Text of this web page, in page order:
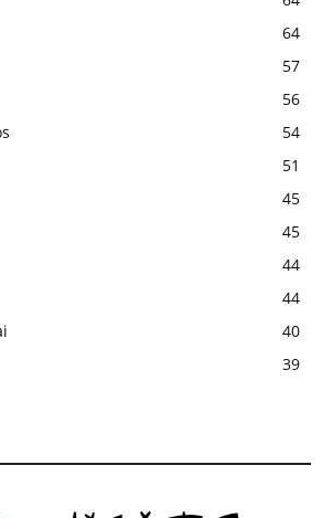
64
57
56
54
51
45
45
44
44
40
39